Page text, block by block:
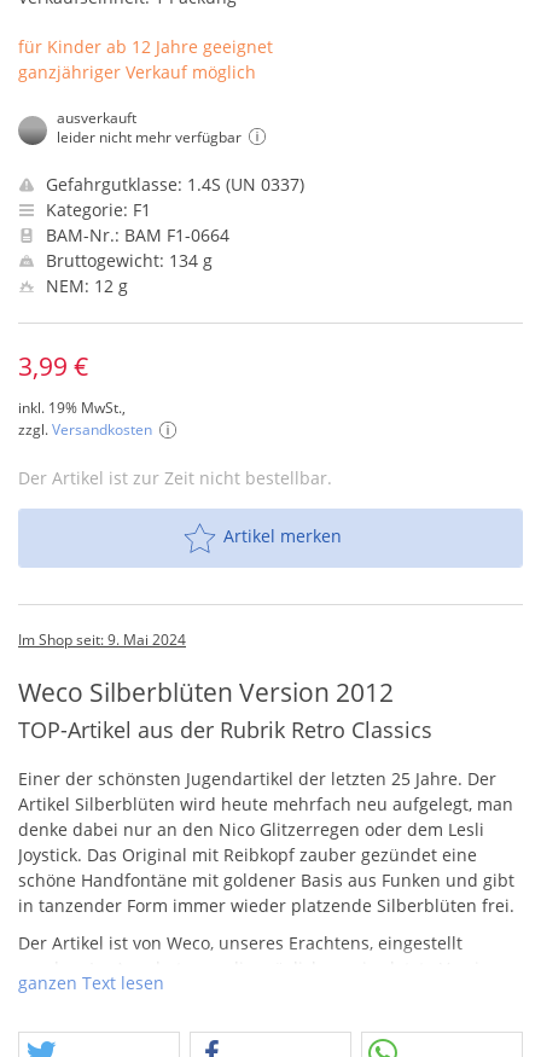
für Kinder ab 12 Jahre geeignet
ganzjähriger Verkauf möglich
ausverkauft
leider nicht mehr verfügbar
Gefahrgutklasse: 1.4S (UN 0337)
Kategorie: F1
BAM-Nr.: BAM F1-0664
Bruttogewicht: 134 g
NEM: 12 g
3,99 €
inkl. 19% MwSt.,
zzgl.Versandkosten
Der Artikel ist zur Zeit nicht bestellbar.
Artikel merken
Im Shop seit: 9. Mai 2024
Weco Silberblüten Version 2012
TOP-Artikel aus der Rubrik Retro Classics
Einer der schönsten Jugendartikel der letzten 25 Jahre. Der
Artikel Silberblüten wird heute mehrfach neu aufgelegt, man
denke dabei nur an den Nico Glitzerregen oder dem Lesli
Joystick. Das Original mit Reibkopf zauber gezündet eine
schöne Handfontäne mit goldener Basis aus Funken und gibt
in tanzender Form immer wieder platzende Silberblüten frei.
Der Artikel ist von Weco, unseres Erachtens, eingestellt
ca. von 2012.
ganzen Text lesen